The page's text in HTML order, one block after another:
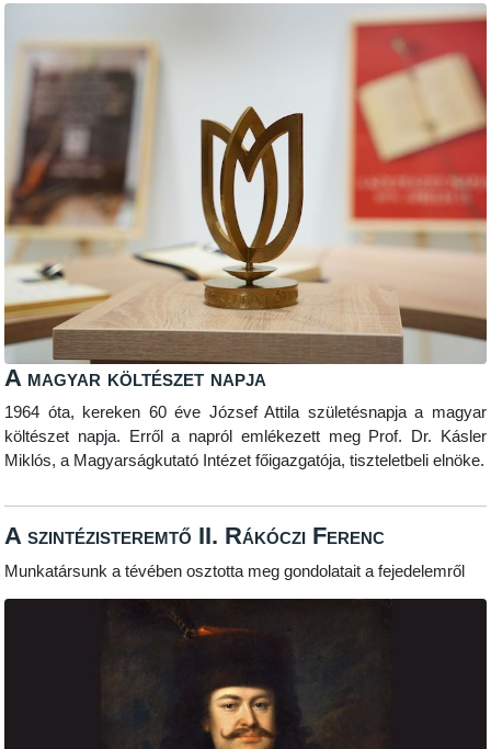
A magyar költészet napja
1964 óta, kereken 60 éve József Attila születésnapja a magyar
költészet napja. Erről a napról emlékezett meg Prof. Dr. Kásler
Miklós, a Magyarságkutató Intézet főigazgatója, tiszteletbeli elnöke.
A szintézisteremtő II. Rákóczi Ferenc
Munkatársunk a tévében osztotta meg gondolatait a fejedelemről